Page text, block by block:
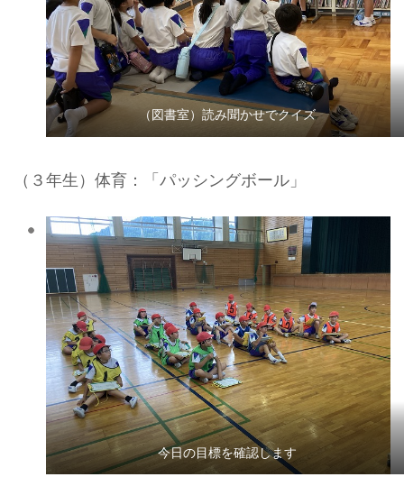
（図書室）読み聞かせでクイズ
（３年生）体育：「パッシングボール」
今日の目標を確認します